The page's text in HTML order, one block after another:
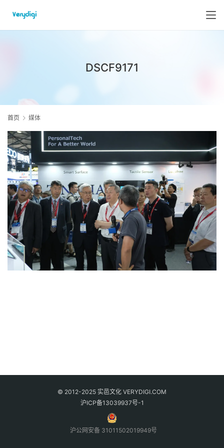
DSCF9171
首页 媒体
© 2012-2025 实邑文化 VERYDIGI.COM
沪ICP备13039937号-1
沪公网安备 31011502019949号